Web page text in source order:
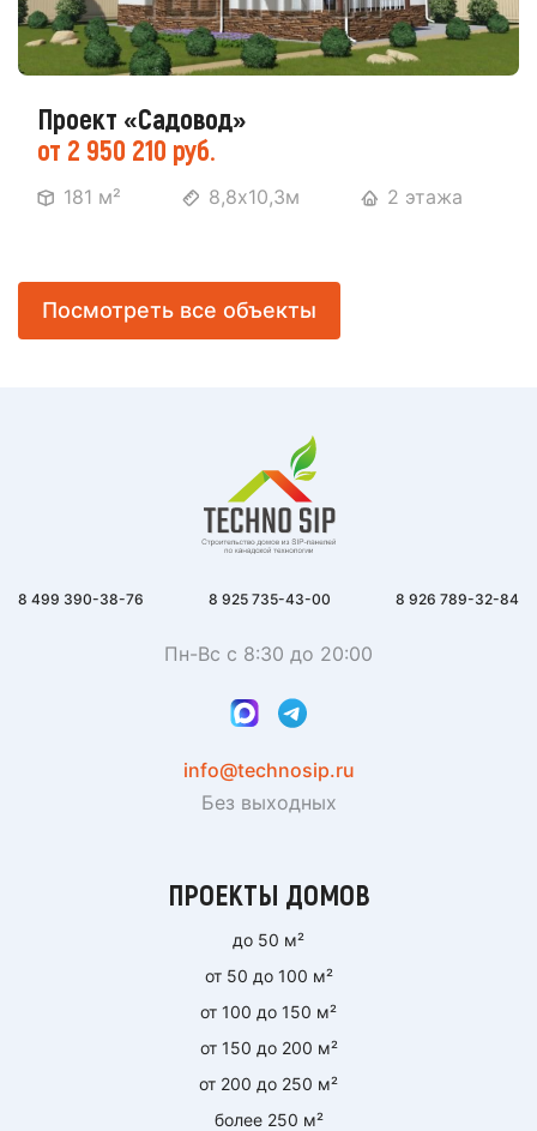
Проект «Садовод»
от 2 950 210 руб.
181 м² 8,8х10,3м 2 этажа
Посмотреть все объекты
8 499 390-38-76 8 925 735-43-00 8 926 789-32-84
Пн-Вс с 8:30 до 20:00
info@technosip.ru
Без выходных
ПРОЕКТЫ ДОМОВ
до 50 м²
от 50 до 100 м²
от 100 до 150 м²
от 150 до 200 м²
от 200 до 250 м²
более 250 м²